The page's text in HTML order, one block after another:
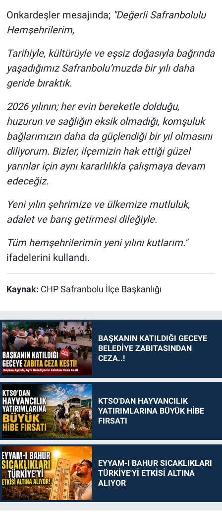
Onkardeşler mesajında; "Değerli Safranbolulu
Hemşehrilerim,
Tarihiyle, kültürüyle ve eşsiz doğasıyla bağrında
yaşadığımız Safranbolu’muzda bir yılı daha
geride bıraktık.
2026 yılının; her evin bereketle dolduğu,
huzurun ve sağlığın eksik olmadığı, komşuluk
bağlarımızın daha da güçlendiği bir yıl olmasını
diliyorum. Bizler, ilçemizin hak ettiği güzel
yarınlar için aynı kararlılıkla çalışmaya devam
edeceğiz.
Yeni yılın şehrimize ve ülkemize mutluluk,
adalet ve barış getirmesi dileğiyle.
Tüm hemşehrilerimin yeni yılını kutlarım."
ifadelerini kullandı.
Kaynak: CHP Safranbolu İlçe Başkanlığı
BAŞKANIN KATILDIĞI GECEYE
BELEDİYE ZABITASINDAN
CEZA..!
KTSO'DAN HAYVANCILIK
YATIRIMLARINA BÜYÜK HİBE
FIRSATI
EYYAM-I BAHUR SICAKLIKLARI
TÜRKİYE'Yİ ETKİSİ ALTINA
ALIYOR